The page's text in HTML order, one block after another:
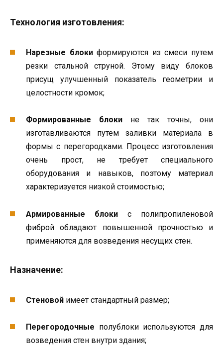
Технология изготовления:
Нарезные блокиформируются из смеси путем
резки стальной струной. Этому виду блоков
присущ улучшенный показатель геометрии и
целостности кромок;
Формированные блоки не так точны, они
изготавливаются путем заливки материала в
формы с перегородками. Процесс изготовления
очень прост, не требует специального
оборудования и навыков, поэтому материал
характеризуется низкой стоимостью;
Армированные блоки с полипропиленовой
фиброй обладают повышенной прочностью и
применяются для возведения несущих стен.
Назначение:
Стеновой имеет стандартный размер;
Перегородочные полублоки используются для
возведения стен внутри здания;